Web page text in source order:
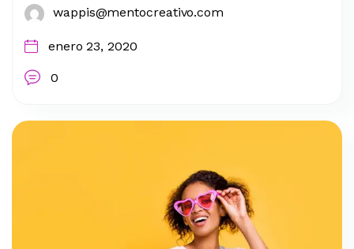
wappis@mentocreativo.com
enero 23, 2020
0